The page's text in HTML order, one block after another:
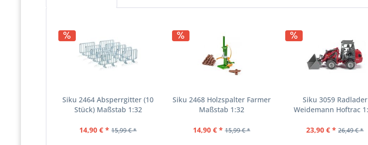
Siku 2464 Absperrgitter (10
Stück) Maßstab 1:32
14,90 € * 15,99 € *
Siku 2468 Holzspalter Farmer
Maßstab 1:32
14,90 € * 15,99 € *
Siku 3059 Radlader
Weidemann Hoftrac
23,90 € * 26,49 € *